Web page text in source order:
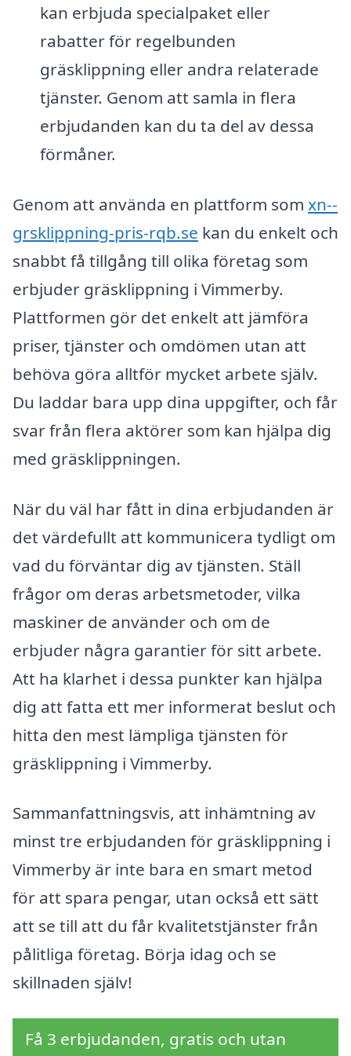
kan erbjuda specialpaket eller
rabatter för regelbunden
gräsklippning eller andra relaterade
tjänster. Genom att samla in flera
erbjudanden kan du ta del av dessa
förmåner.
Genom att använda en plattform som xn--
grsklippning-pris-rqb.se kan du enkelt och
snabbt få tillgång till olika företag som
erbjuder gräsklippning i Vimmerby.
Plattformen gör det enkelt att jämföra
priser, tjänster och omdömen utan att
behöva göra alltför mycket arbete själv.
Du laddar bara upp dina uppgifter, och får
svar från flera aktörer som kan hjälpa dig
med gräsklippningen.
När du väl har fått in dina erbjudanden är
det värdefullt att kommunicera tydligt om
vad du förväntar dig av tjänsten. Ställ
frågor om deras arbetsmetoder, vilka
maskiner de använder och om de
erbjuder några garantier för sitt arbete.
Att ha klarhet i dessa punkter kan hjälpa
dig att fatta ett mer informerat beslut och
hitta den mest lämpliga tjänsten för
gräsklippning i Vimmerby.
Sammanfattningsvis, att inhämtning av
minst tre erbjudanden för gräsklippning i
Vimmerby är inte bara en smart metod
för att spara pengar, utan också ett sätt
att se till att du får kvalitetstjänster från
pålitliga företag. Börja idag och se
skillnaden själv!
Få 3 erbjudanden, gratis och utan